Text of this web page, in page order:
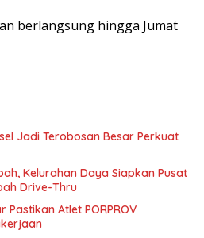
berlangsung hingga Jumat
Jadi Terobosan Besar Perkuat
Kelurahan Daya Siapkan Pusat
Drive-Thru
Pastikan Atlet PORPROV